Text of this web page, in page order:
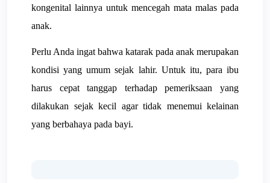
kongenital lainnya untuk mencegah mata malas pada
anak.
Perlu Anda ingat bahwa katarak pada anak merupakan
kondisi yang umum sejak lahir. Untuk itu, para ibu
harus cepat tanggap terhadap pemeriksaan yang
dilakukan sejak kecil agar tidak menemui kelainan
yang berbahaya pada bayi.